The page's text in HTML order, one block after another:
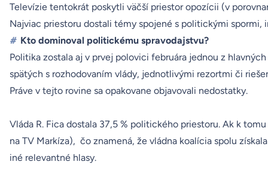
Televízie tentokrát poskytli väčší priestor opozícii (v
Najviac priestoru dostali témy spojené s politickými
# Kto dominoval politickému spravodajstvu?
Politika zostala aj v prvej polovici februára jednou z
spätých s rozhodovaním vlády, jednotlivými rezortmi či
Práve v tejto rovine sa opakovane objavovali nedostatky.
Vláda R. Fica dostala 37,5 % politického priestoru. Ak k
na TV Markíza), čo znamená, že vládna koalícia spolu
iné relevantné hlasy.